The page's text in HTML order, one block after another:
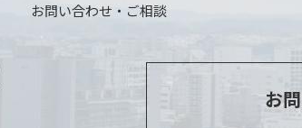
お問い合わせ・ご相談
お